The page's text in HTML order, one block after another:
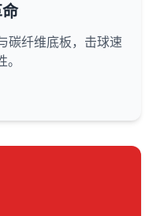
碳纤维底板，击球速